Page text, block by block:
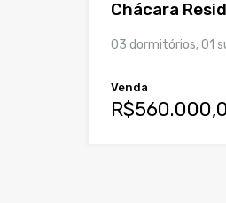
Chácara
03 dormitórios; 01
Venda